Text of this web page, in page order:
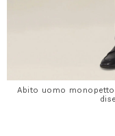
Abito uomo